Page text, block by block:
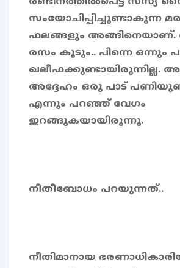
സംയോചിപ്പിച്ചുണ്ടാകുന്ന
ഫലങ്ങളും
രസം കൂടും.. പിന്നെ ഒന്നും
ഖലീഫക്കുണ്ടായിരുന്നില്ല.
അദ്ദേഹം ഒരു പാട്
എന്നും പറഞ്ഞ് വേഗം
ഇറങ്ങുകയായിരുന്നു.
നീതീബോധം പറയുന്നത്..
നീതിമാനായ